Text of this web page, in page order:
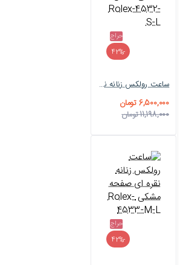
حراج
-42%
ساعت رولکس زنانه نقره ای صفحه مشکی اسمال Rolex-4532-S-L
6,500,000 تومان
11,198,000 تومان
حراج
-42%